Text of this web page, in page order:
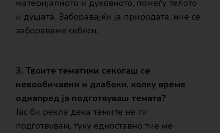
материјалното и духовното, помеѓу телото
и душата. Заборавајќи ја природата, ние се
забораваме себеси.
3. Твоите тематики секогаш се
невообичаени и длабоки, колку време
однапред ја подготвуваш темата?
Јас би рекла дека темите не ги
подготвувам, туку едноставно тие ме